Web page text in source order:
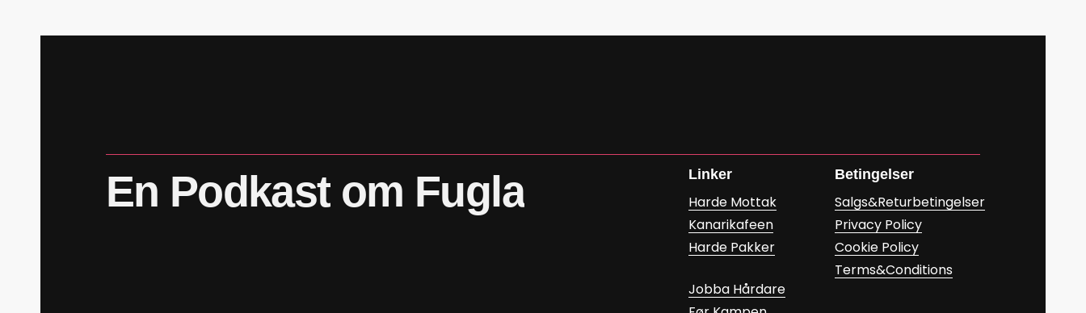
En Podkast om Fugla Linker
Harde Mottak
Kanarikafeen
Harde Pakker
Jobba Hårdare
Betingelser
Salgs&Returbetingelser
Privacy Policy
Cookie Policy
Terms&Conditions